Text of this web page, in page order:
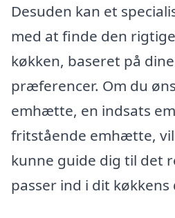
Desuden kan et
med at finde den
køkken, baseret på
præferencer. Om du
emhætte, en indsats
fritstående emhætte,
kunne guide dig til det
passer ind i dit køkkens